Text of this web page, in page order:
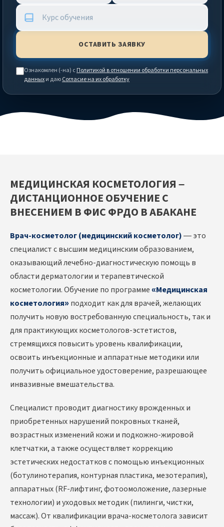
Ознакомлен (-на) сПолитикой в отношении обработки персональных
данныхи даюСогласие на их обработку
МЕДИЦИНСКАЯ КОСМЕТОЛОГИЯ –
ДИСТАНЦИОННОЕ ОБУЧЕНИЕ С
ВНЕСЕНИЕМ В ФИС ФРДО В АБАКАНЕ
Врач-косметолог (медицинский косметолог)— это
специалист с высшим медицинским образованием,
оказывающий лечебно-диагностическую помощь в
области дерматологии и терапевтической
косметологии. Обучение по программе«Медицинская
косметология»подходит как для врачей, желающих
получить новую востребованную специальность, так и
для практикующих косметологов-эстетистов,
стремящихся повысить уровень квалификации,
освоить инъекционные и аппаратные методики или
получить официальное удостоверение, разрешающее
инвазивные вмешательства.
Специалист проводит диагностику врожденных и
приобретенных нарушений покровных тканей,
возрастных изменений кожи и подкожно-жировой
клетчатки, а также осуществляет коррекцию
эстетических недостатков с помощью инъекционных
(ботулинотерапия, контурная пластика, мезотерапия),
аппаратных (RF-лифтинг, фотоомоложение, лазерные
технологии) и уходовых методик (пилинги, чистки,
массаж). От квалификации врача-косметолога зависит